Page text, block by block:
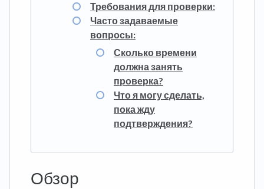
Требования для проверки:
Часто задаваемые
вопросы:
Сколько времени
должна занять
проверка?
Что я могу сделать,
пока жду
подтверждения?
Обзор